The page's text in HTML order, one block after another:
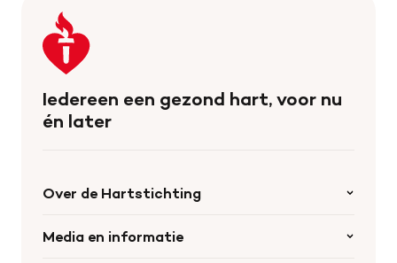
Keer
terug
naar
homepage
Iedereen een gezond hart, voor nu
én later
Over de Hartstichting
Organisatie
Media en informatie